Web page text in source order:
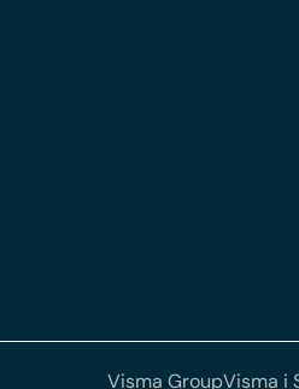
Visma GroupVisma i